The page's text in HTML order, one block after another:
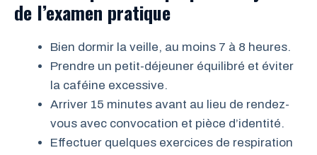
de l’examen pratique
Bien dormir la veille, au moins 7 à 8 heures.
Prendre un petit-déjeuner équilibré et éviter
la caféine excessive.
Arriver 15 minutes avant au lieu de rendez-
vous avec convocation et pièce d’identité.
Effectuer quelques exercices de respiration